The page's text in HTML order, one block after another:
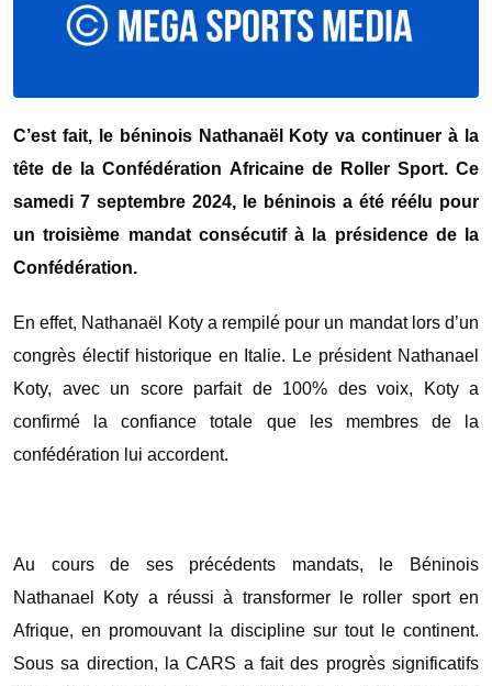
C’est fait, le béninois Nathanaël Koty va continuer à la
tête de la Confédération Africaine de Roller Sport. Ce
samedi 7 septembre 2024, le béninois a été réélu pour
un troisième mandat consécutif à la présidence de la
Confédération.
En effet, Nathanaël Koty a rempilé pour un mandat lors d’un
congrès électif historique en Italie. Le président Nathanael
Koty, avec un score parfait de 100% des voix, Koty a
confirmé la confiance totale que les membres de la
confédération lui accordent.
Au cours de ses précédents mandats, le Béninois
Nathanael Koty a réussi à transformer le roller sport en
Afrique, en promouvant la discipline sur tout le continent.
Sous sa direction, la CARS a fait des progrès significatifs